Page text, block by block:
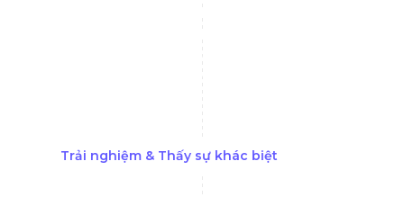
Trải nghiệm & Thấy sự khác biệt